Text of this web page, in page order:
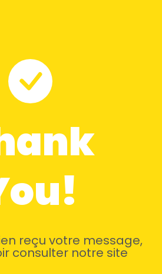
reçu votre message,
consulter notre site